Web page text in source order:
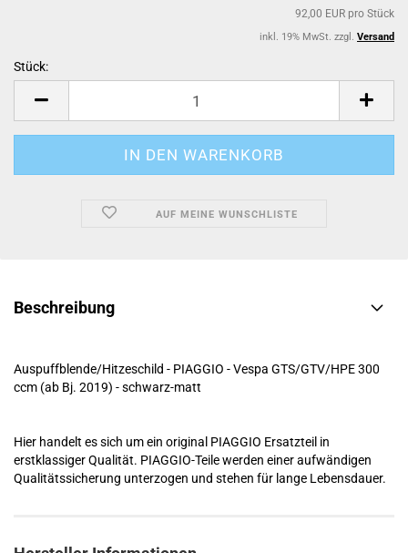
92,00 EUR pro Stück
inkl. 19% MwSt. zzgl. Versand
Stück:
AUF MEINE WUNSCHLISTE
Beschreibung
Auspuffblende/Hitzeschild - PIAGGIO - Vespa GTS/GTV/HPE 300
ccm (ab Bj. 2019) - schwarz-matt
Hier handelt es sich um ein original PIAGGIO Ersatzteil in
erstklassiger Qualität. PIAGGIO-Teile werden einer aufwändigen
Qualitätssicherung unterzogen und stehen für lange Lebensdauer.